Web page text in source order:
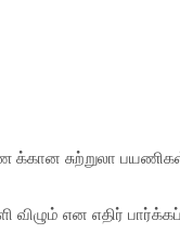
சுற்றுலா
என எதிர் பார்க்கப்